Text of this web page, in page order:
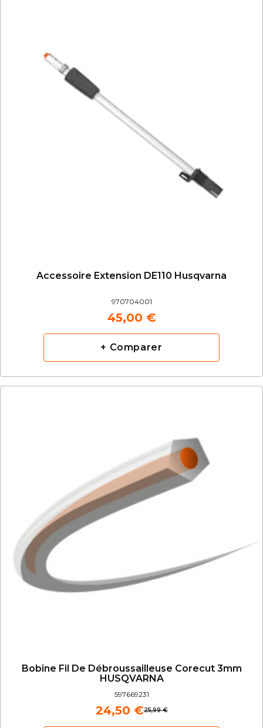
Accessoire Extension DE110 Husqvarna
970704001
45,00 €
+ Comparer
Bobine Fil De Débroussailleuse Corecut 3mm
HUSQVARNA
597669231
25,99 €
24,50 €